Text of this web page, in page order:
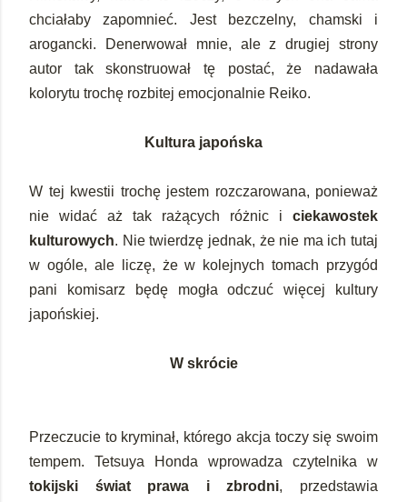
chciałaby zapomnieć. Jest bezczelny, chamski i
arogancki. Denerwował mnie, ale z drugiej strony
autor tak skonstruował tę postać, że nadawała
kolorytu trochę rozbitej emocjonalnie Reiko.
Kultura japońska
W tej kwestii trochę jestem rozczarowana, ponieważ
nie widać aż tak rażących różnic i ciekawostek
kulturowych. Nie twierdzę jednak, że nie ma ich tutaj
w ogóle, ale liczę, że w kolejnych tomach przygód
pani komisarz będę mogła odczuć więcej kultury
japońskiej.
W skrócie
Przeczucie to kryminał, którego akcja toczy się swoim
tempem. Tetsuya Honda wprowadza czytelnika w
tokijski świat prawa i zbrodni, przedstawia